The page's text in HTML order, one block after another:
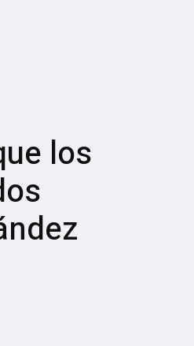
los